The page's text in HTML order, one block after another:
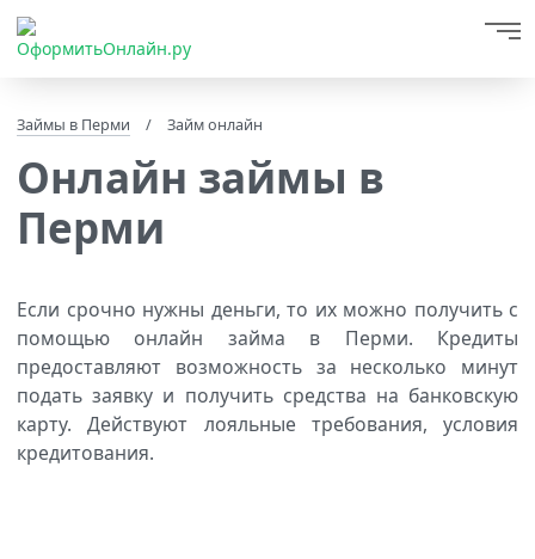
Займы в Перми / Займ онлайн
Онлайн займы в
Перми
Если срочно нужны деньги, то их можно получить с
помощью онлайн займа в Перми. Кредиты
предоставляют возможность за несколько минут
подать заявку и получить средства на банковскую
карту. Действуют лояльные требования, условия
кредитования.